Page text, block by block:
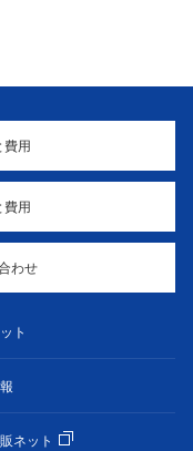
費用
費用
わせ
ト
ネット